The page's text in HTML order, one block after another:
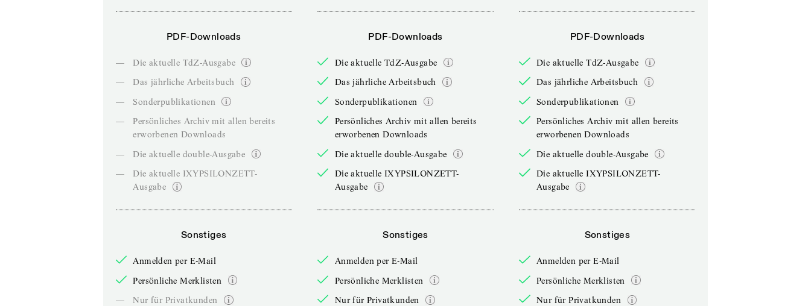
PDF-Downloads
—
Die aktuelle TdZ-Ausgabe
—
Das jährliche Arbeitsbuch
—
Sonderpublikationen
—
Persönliches Archiv mit allen bereits
erworbenen Downloads
—
Die aktuelle double-Ausgabe
—
Die aktuelle IXYPSILONZETT-
Ausgabe
Sonstiges
Anmelden per E-Mail
Persönliche Merklisten
—
Nur für Privatkunden
PDF-Downloads
Die aktuelle TdZ-Ausgabe
Das jährliche Arbeitsbuch
Sonderpublikationen
Persönliches Archiv mit allen bereits
erworbenen Downloads
Die aktuelle double-Ausgabe
Die aktuelle IXYPSILONZETT-
Ausgabe
Sonstiges
Anmelden per E-Mail
Persönliche Merklisten
Nur für Privatkunden
PDF-Downloads
Die aktuelle TdZ-Ausgabe
Das jährliche Arbeitsbuch
Sonderpublikationen
Persönliches Archiv mit allen bereits
erworbenen Downloads
Die aktuelle double-Ausgabe
Die aktuelle IXYPSILONZETT-
Ausgabe
Sonstiges
Anmelden per E-Mail
Persönliche Merklisten
Nur für Privatkunden